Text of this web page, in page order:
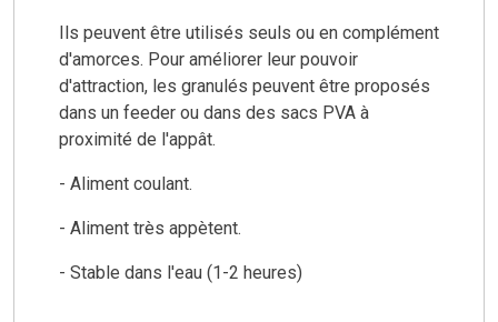
Ils peuvent être utilisés seuls ou en complément
d'amorces. Pour améliorer leur pouvoir
d'attraction, les granulés peuvent être proposés
dans un feeder ou dans des sacs PVA à
proximité de l'appât.
- Aliment coulant.
- Aliment très appètent.
- Stable dans l'eau (1-2 heures)